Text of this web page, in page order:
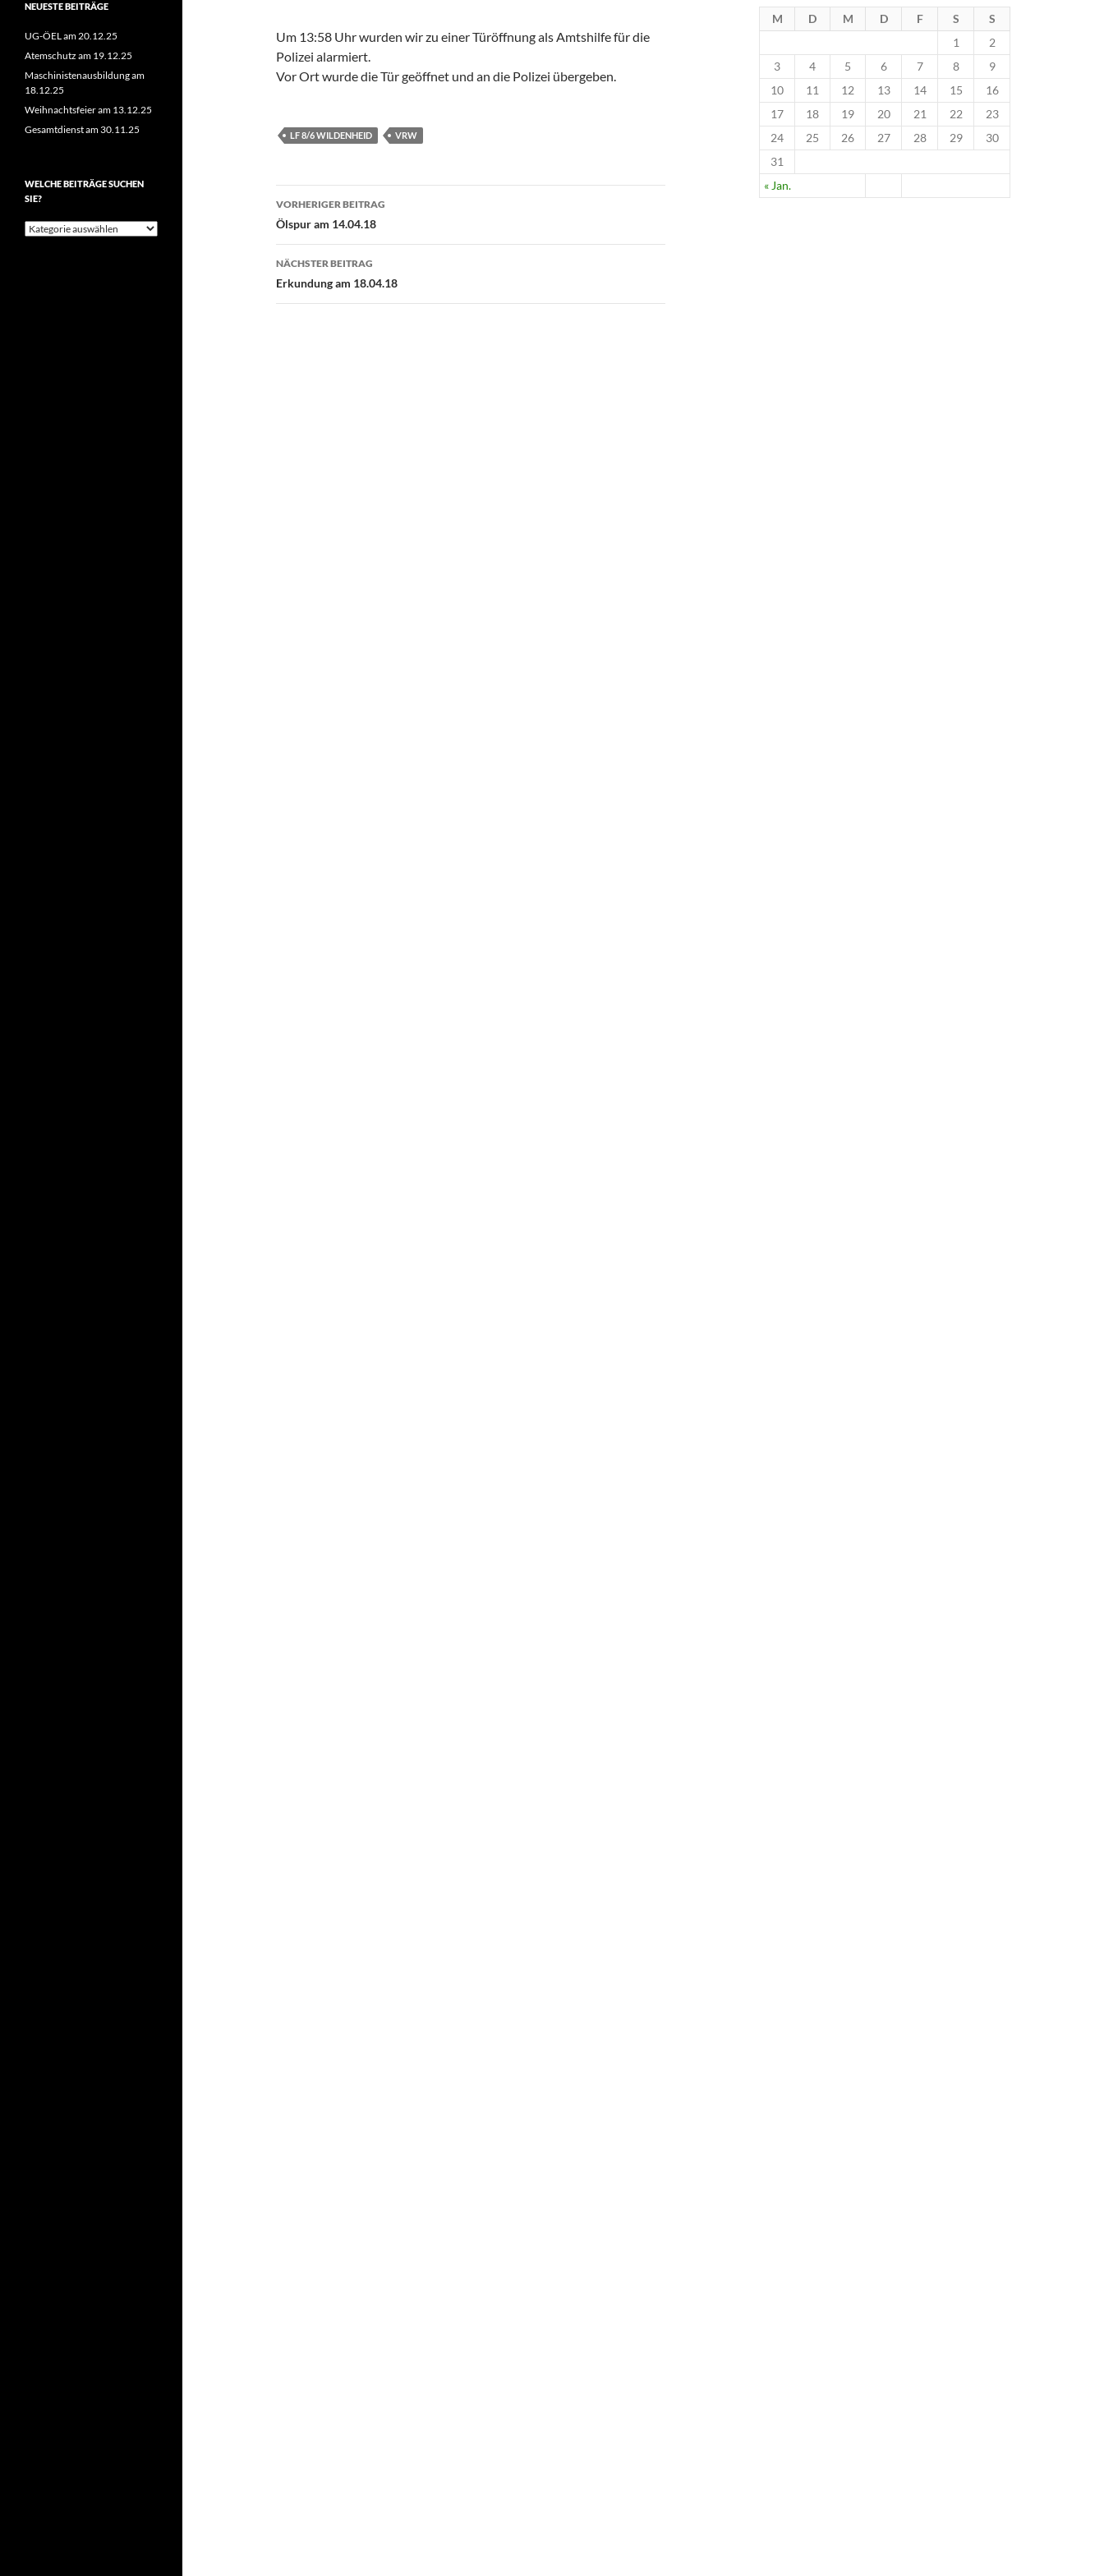
Um 13:58 Uhr wurden wir zu einer Türöffnung als Amtshilfe für die
Polizei alarmiert.
Vor Ort wurde die Tür geöffnet und an die Polizei übergeben.
LF 8/6 WILDENHEID VRW
Beitragsnavigation
VORHERIGER BEITRAG
Ölspur am 14.04.18
NÄCHSTER BEITRAG
Erkundung am 18.04.18
M D M D F S S
« Jan.
1
2
3
4 5 6 7 8
9
10
11 12 13 14 15
16
17
18 19 20 21 22
23
24
25 26 27 28 29
30
31
NEUESTE BEITRÄGE
UG-ÖEL am 20.12.25
Atemschutz am 19.12.25
Maschinistenausbildung am
18.12.25
Weihnachtsfeier am 13.12.25
Gesamtdienst am 30.11.25
WELCHE BEITRÄGE SUCHEN
SIE?
Welche